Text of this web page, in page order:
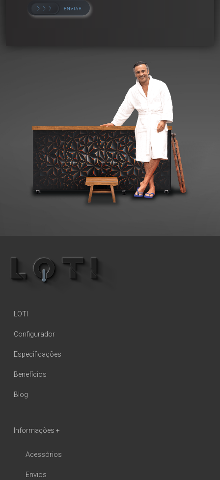
LOTI
Configurador
Especificações
Benefícios
Blog
Informações +
Acessórios
Envios